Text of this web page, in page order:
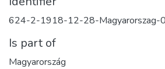
624-2-1918-12-28-Magyarorszag-
Is part of
Magyarország